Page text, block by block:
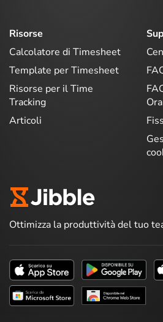
Risorse
Calcolatore di Timesheet
Template per Timesheet
Risorse per il Time
Tracking
Articoli
Ottimizza la produttività del tuo